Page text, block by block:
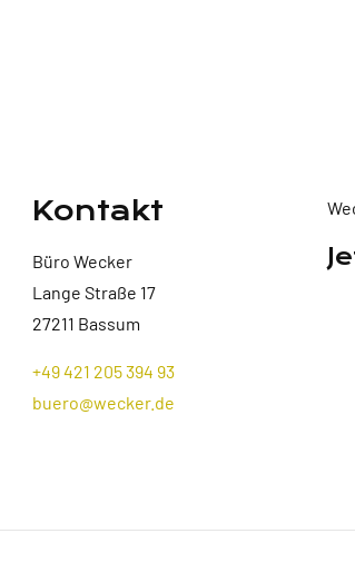
Kontakt
Büro Wecker
Lange Straße 17
27211 Bassum
+49 421 205 394 93
buero@wecker.de